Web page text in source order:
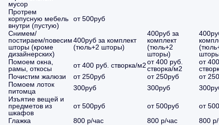
мусор
Протрем
корпусную мебель
внутри (пустую)
от 500руб
Снимем/
постираем/повесим
шторы (кроме
дизайнерских)
400руб за комплект
(тюль+2 шторы)
400руб за
комплект
(тюль+2
шторы)
Помоем окна,
рамы, откосы
от 400 руб. створка/м2от 400 руб.
створка/м2
от
Почистим жалюзи
от 250руб от 250руб
от
Помоем лоток
питомца
300руб 300руб
Изъятие вещей и
предметов из
шкафов
от 500руб от 500руб
от
Глажка
800 р/час 800 р/час
800